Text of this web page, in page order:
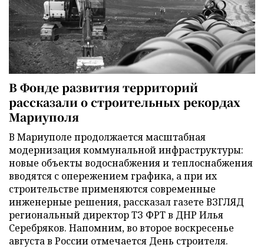
В Фонде развития территорий
рассказали о строительных рекордах
Мариуполя
В Мариуполе продолжается масштабная
модернизация коммунальной инфраструктуры:
новые объекты водоснабжения и теплоснабжения
вводятся с опережением графика, а при их
строительстве применяются современные
инженерные решения, рассказал газете ВЗГЛЯД
региональный директор ТЗ ФРТ в ДНР Илья
Серебряков. Напомним, во второе воскресенье
августа в России отмечается День строителя.